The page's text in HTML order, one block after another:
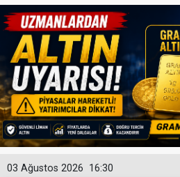
16:30
03 Ağustos 2026